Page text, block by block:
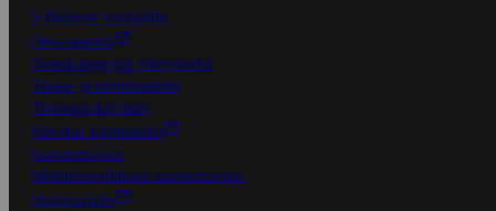
S-Business yrityksille
Oiva-raportit
Osuuskauppojen yhteystiedot
Tilaus- ja toimitusehdot
Tietosuojakäytäntö
Palvelun käyttöehdot
Saavutettavuus
Mobiilisovelluksen saavutettavuus
Mainostajalle